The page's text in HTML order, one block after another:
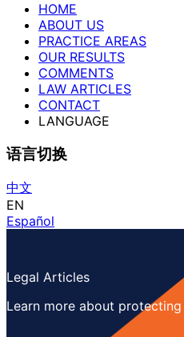
HOME
ABOUT US
PRACTICE AREAS
OUR RESULTS
COMMENTS
LAW ARTICLES
CONTACT
LANGUAGE
语言切换
中文
EN
Español
Legal Articles
Learn more about